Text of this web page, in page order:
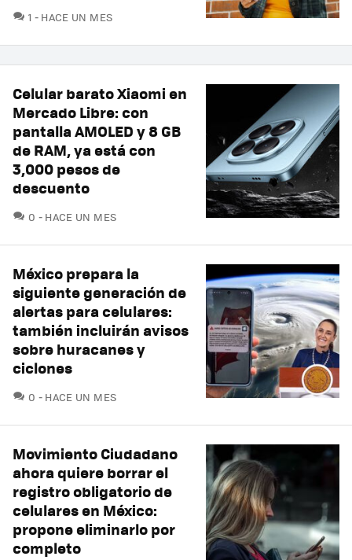
1 COMENTARIOS
HACE UN MES
Celular barato Xiaomi en
Mercado Libre: con
pantalla AMOLED y 8 GB
de RAM, ya está con
3,000 pesos de
descuento
0 COMENTARIOS
HACE UN MES
México prepara la
siguiente generación de
alertas para celulares:
también incluirán avisos
sobre huracanes y
ciclones
0 COMENTARIOS
HACE UN MES
Movimiento Ciudadano
ahora quiere borrar el
registro obligatorio de
celulares en México:
propone eliminarlo por
completo